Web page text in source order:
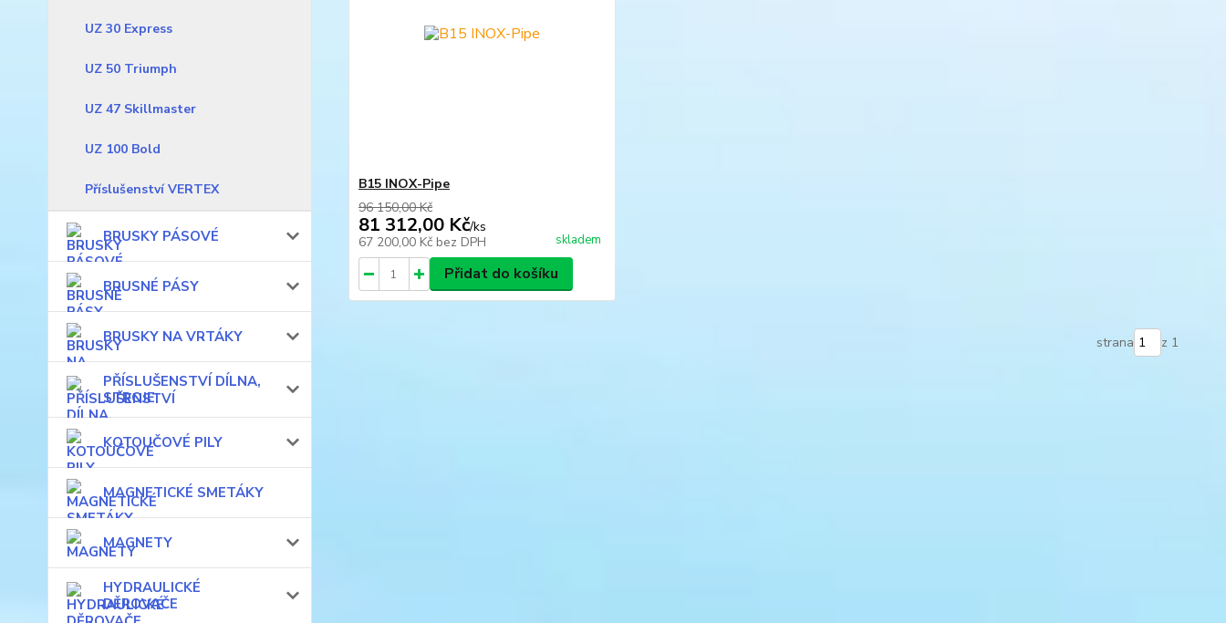
UZ 30 Express
UZ 50 Triumph
UZ 47 Skillmaster
UZ 100 Bold
Příslušenství VERTEX
BRUSKY PÁSOVÉ
BRUSNÉ PÁSY
BRUSKY NA VRTÁKY
PŘÍSLUŠENSTVÍ DÍLNA,
STROJE
KOTOUČOVÉ PILY
MAGNETICKÉ SMETÁKY
MAGNETY
HYDRAULICKÉ
DĚROVAČE
B15 INOX-Pipe
96 150,00 Kč
81 312,00 Kč/ks
67 200,00 Kč bez DPH skladem
Přidat do košíku
strana z 1